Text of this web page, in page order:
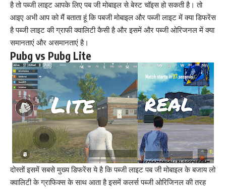
है तो पब्जी लाइट आपके लिए पब जी मोबाइल से बेस्ट चॉइस हो सकती है। तो
आइए अभी आप को मैं बताता हूं कि पबजी मोबाइल और पब्जी लाइट में क्या डिफरेंस
है पब्जी लाइट की ग्राफी क्वालिटी कैसी है और इसमें और पब्जी ओरिजनल में क्या
समानताएं और असमानताएं है।
Pubg vs Pubg Lite
दोस्तों इसमें सबसे मुख्य डिफरेंस ये है कि पब्जी लाइट पब जी मोबाइल के बजाय लो
क्वालिटी के ग्राफिक्स के साथ आता है इसमें कलर्स पब्जी ओरिजिनल की तरह